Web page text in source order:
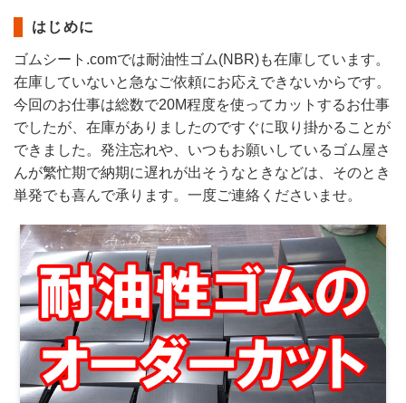
はじめに
ゴムシート.comでは耐油性ゴム(NBR)も在庫しています。
在庫していないと急なご依頼にお応えできないからです。
今回のお仕事は総数で20M程度を使ってカットするお仕事
でしたが、在庫がありましたのですぐに取り掛かることが
できました。発注忘れや、いつもお願いしているゴム屋さ
んが繁忙期で納期に遅れが出そうなときなどは、そのとき
単発でも喜んで承ります。一度ご連絡くださいませ。